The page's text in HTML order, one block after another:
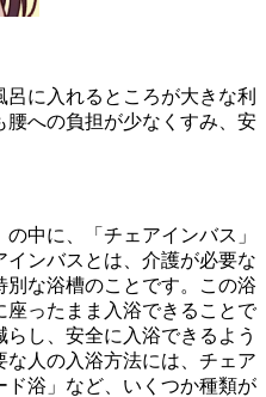
に入れるところが大きな利
腰への負担が少なくすみ、安
中に、「チェアインバス」
ンバスとは、介護が必要な
別な浴槽のことです。この浴
ったまま入浴できることで
し、安全に入浴できるよう
人の入浴方法には、チェア
浴」など、いくつか種類が